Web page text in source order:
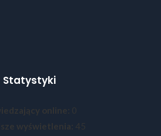
Statystyki
online: 0
wyświetlenia: 45